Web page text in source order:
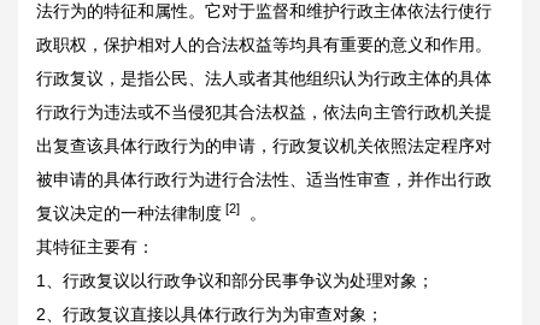
法行为的特征和属性。它对于监督和维护行政主体依法行使行
政职权，保护相对人的合法权益等均具有重要的意义和作用。
行政复议，是指公民、法人或者其他组织认为行政主体的具体
行政行为违法或不当侵犯其合法权益，依法向主管行政机关提
出复查该具体行政行为的申请，行政复议机关依照法定程序对
被申请的具体行政行为进行合法性、适当性审查，并作出行政
复议决定的一种法律制度 [2]
。
其特征主要有：
1、行政复议以行政争议和部分民事争议为处理对象；
2、行政复议直接以具体行政行为为审查对象；